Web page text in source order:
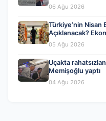
06 Ağu 2026
Türkiye’nin Nisan
Açıklanacak?
Beklentiler
05 Ağu 2026
Uçakta
Memişoğlu yaptı
04 Ağu 2026